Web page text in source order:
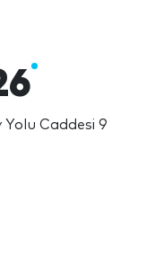
Caddesi 9